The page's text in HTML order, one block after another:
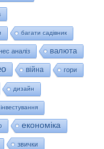
багати садівник
аналіз валюта
війна гори
дизайн
економіка
звички